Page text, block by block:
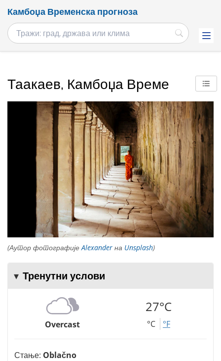
Камбоџа Временска прогноза
Таакаев, Камбоџа Време
(Аутор фотографијеAlexander на Unsplash)
Тренутни услови
Overcast
27°C
°C °F
Стање: Oblačno